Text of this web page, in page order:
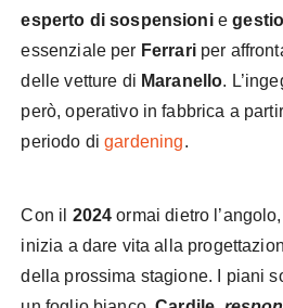
esperto di sospensionie
essenziale per Ferrari per
delle vetture di Maranello.
però, operativo in fabbrica a
periodo digardening.
Con il 2024 ormai dietro
inizia a dare vita alla
della prossima stagione. I piani